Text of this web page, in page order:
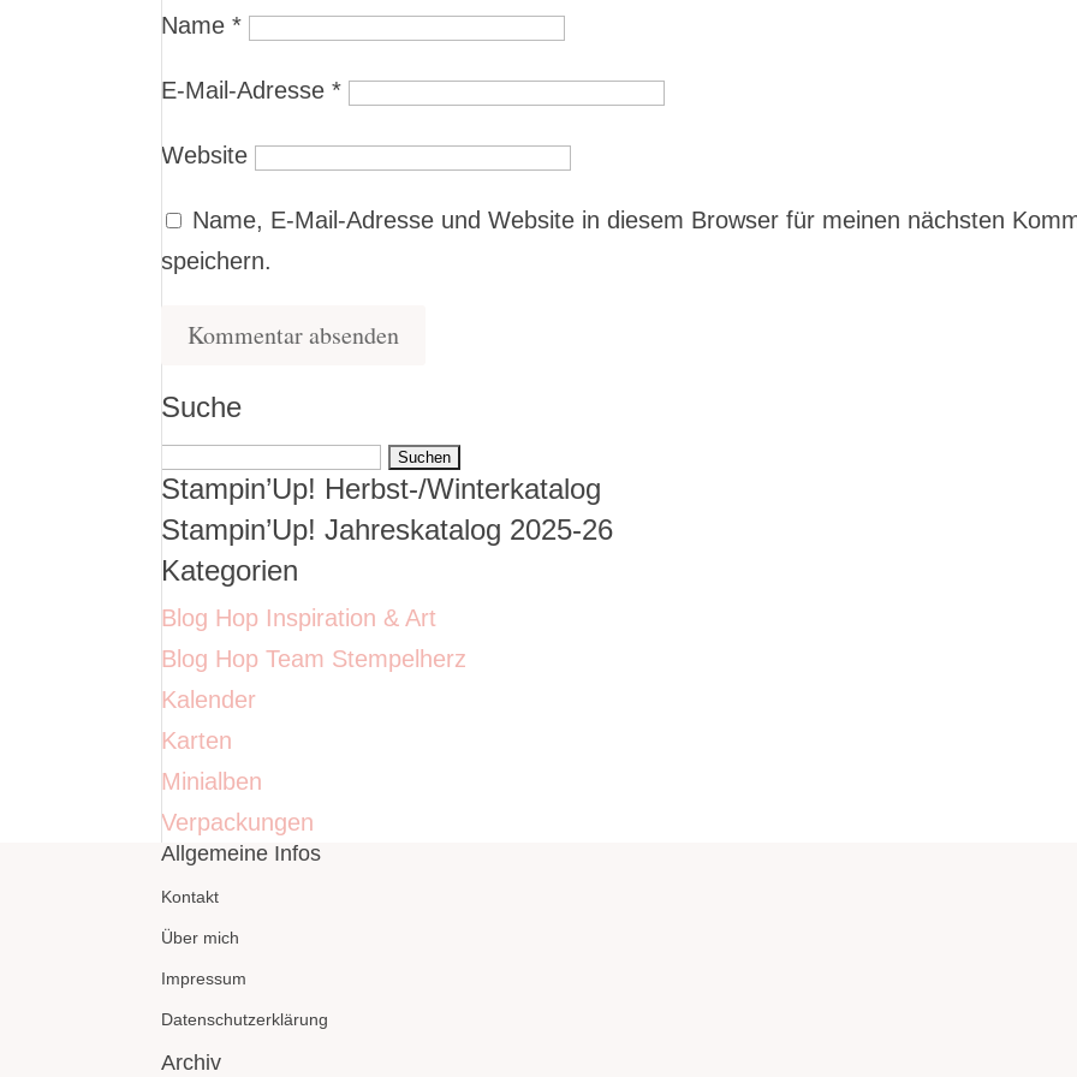
Name*
E-Mail-Adresse*
Website
Name, E-Mail-Adresse und Website in diesem Browser für meinen nächsten
speichern.
Suche
Suchen
nach:
Stampin’Up! Herbst-/Winterkatalog
Stampin’Up! Jahreskatalog 2025-26
Kategorien
Blog Hop Inspiration & Art
Blog Hop Team Stempelherz
Kalender
Karten
Minialben
Verpackungen
Allgemeine Infos
Kontakt
Über mich
Impressum
Datenschutzerklärung
Archiv